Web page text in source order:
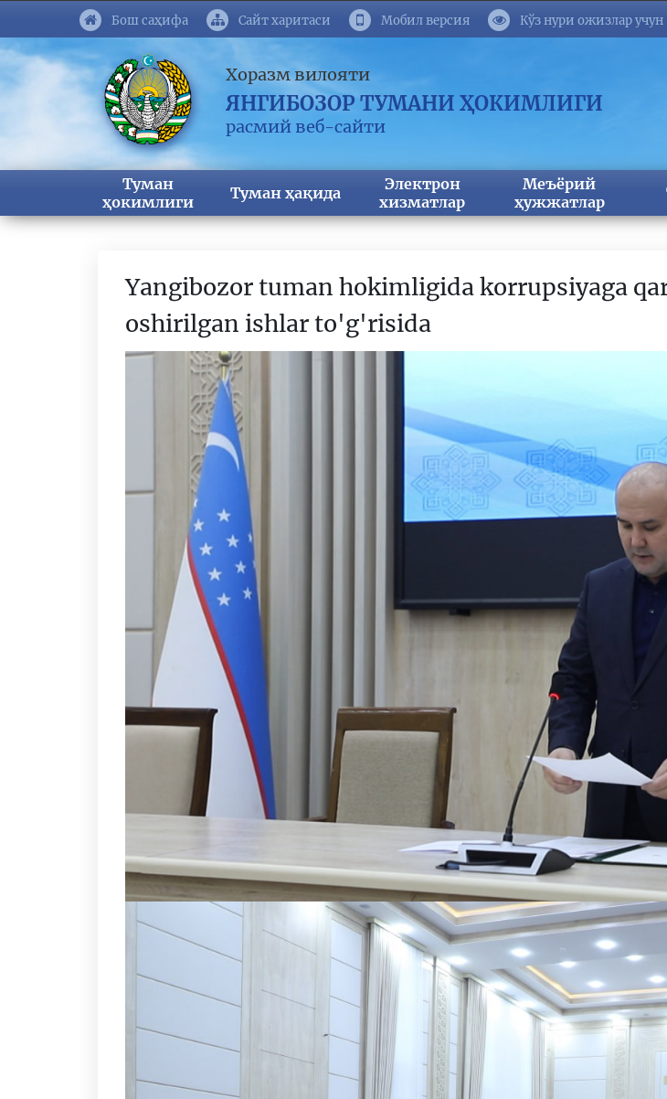
Бош саҳифа Сайт харитаси Мобил версия Кўз нури ожизлар учун
Хоразм вилояти
ЯНГИБОЗОР ТУМАНИ ҲОКИМЛИГИ
расмий веб-сайти
Туман
ҳокимлиги
Туман ҳақида
Электрон
хизматлар
Меъёрий
ҳужжатлар
Yangibozor tuman hokimligida korrupsiyaga
oshirilgan ishlar to'g'risida